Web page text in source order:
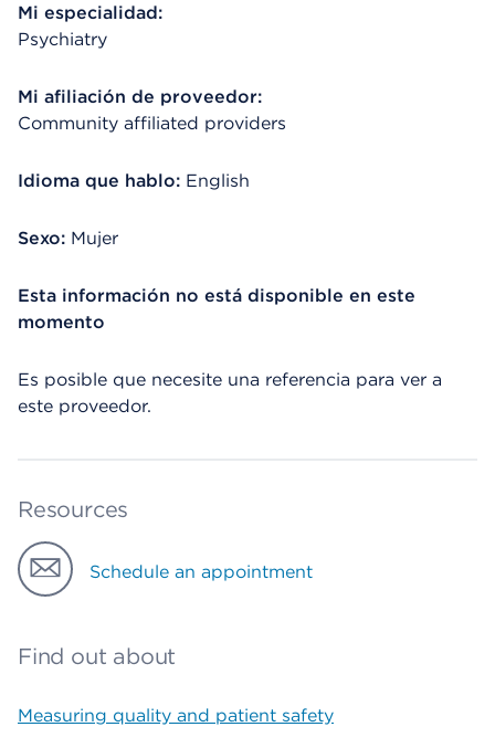
Mi especialidad:
Psychiatry
Mi afiliación de proveedor:
Community affiliated providers
Idioma que hablo: English
Sexo: Mujer
Esta información no está disponible en este
momento
Es posible que necesite una referencia para ver a
este proveedor.
Resources
Schedule an appointment
Find out about
Measuring quality and patient safety